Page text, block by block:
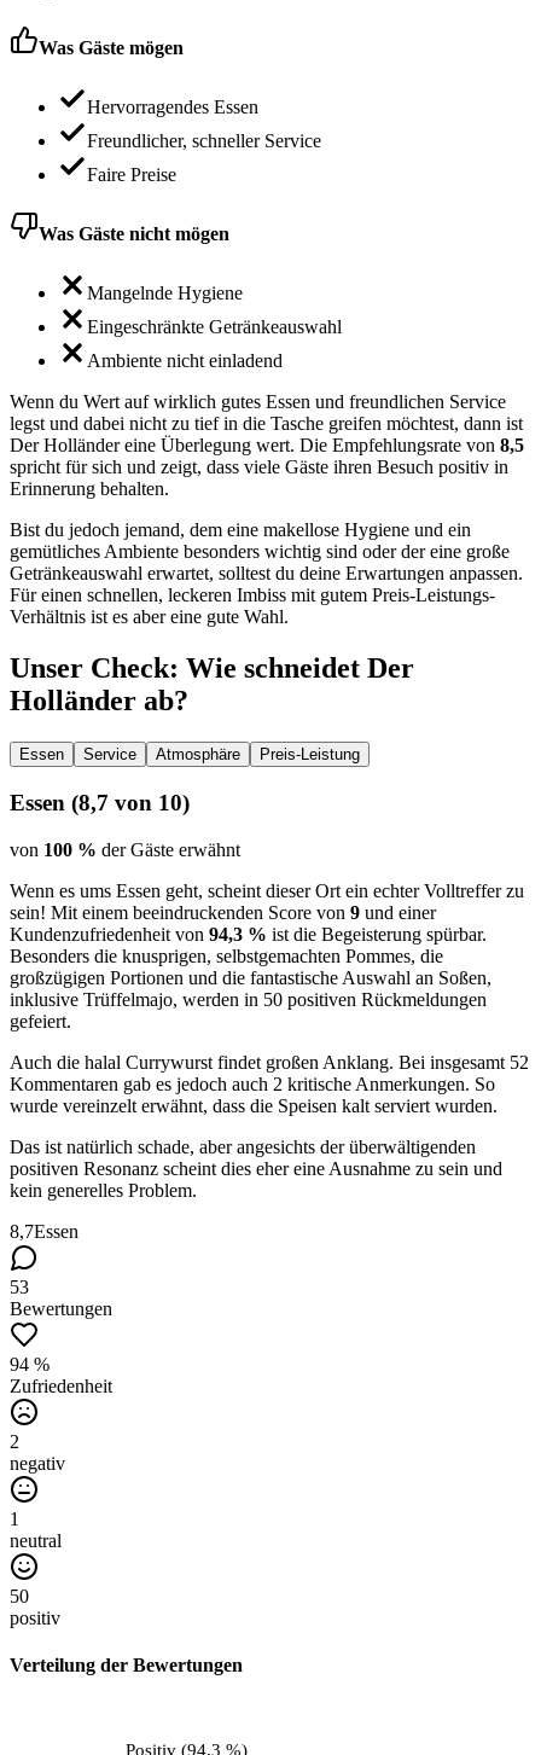
Was Gäste mögen
Hervorragendes Essen
Freundlicher, schneller Service
Faire Preise
Was Gäste nicht mögen
Mangelnde Hygiene
Eingeschränkte Getränkeauswahl
Ambiente nicht einladend
Wenn du Wert auf wirklich gutes Essen und freundlichen Service
legst und dabei nicht zu tief in die Tasche greifen möchtest, dann ist
Der Holländer eine Überlegung wert. Die Empfehlungsrate von 8,5
spricht für sich und zeigt, dass viele Gäste ihren Besuch positiv in
Erinnerung behalten.
Bist du jedoch jemand, dem eine makellose Hygiene und ein
gemütliches Ambiente besonders wichtig sind oder der eine große
Getränkeauswahl erwartet, solltest du deine Erwartungen anpassen.
Für einen schnellen, leckeren Imbiss mit gutem Preis-Leistungs-
Verhältnis ist es aber eine gute Wahl.
Unser Check: Wie schneidet Der
Holländer ab?
Essen Service Atmosphäre Preis-Leistung
Essen (8,7 von 10)
von 100 % der Gäste erwähnt
Wenn es ums Essen geht, scheint dieser Ort ein echter Volltreffer zu
sein! Mit einem beeindruckenden Score von 9 und einer
Kundenzufriedenheit von 94,3 % ist die Begeisterung spürbar.
Besonders die knusprigen, selbstgemachten Pommes, die
großzügigen Portionen und die fantastische Auswahl an Soßen,
inklusive Trüffelmajo, werden in 50 positiven Rückmeldungen
gefeiert.
Auch die halal Currywurst findet großen Anklang. Bei insgesamt 52
Kommentaren gab es jedoch auch 2 kritische Anmerkungen. So
wurde vereinzelt erwähnt, dass die Speisen kalt serviert wurden.
Das ist natürlich schade, aber angesichts der überwältigenden
positiven Resonanz scheint dies eher eine Ausnahme zu sein und
kein generelles Problem.
8,7Essen
53
Bewertungen
94 %
Zufriedenheit
2
negativ
1
neutral
50
positiv
Verteilung der Bewertungen
Positiv(94,3 %)